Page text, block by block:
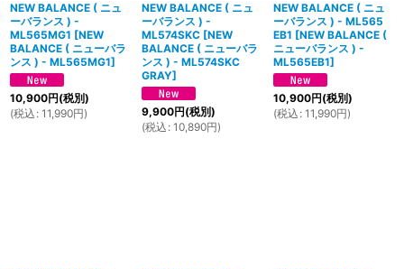
NEW BALANCE ( ニュ
ーバランス ) -
ML565MG1 [NEW
BALANCE ( ニューバラ
ンス ) - ML565MG1]
10,900円(税別)
(税込 : 11,990円)
NEW BALANCE ( ニュ
ーバランス ) -
ML574SKC [NEW
BALANCE ( ニューバラ
ンス ) - ML574SKC
GRAY]
9,900円(税別)
(税込 : 10,890円)
NEW BALANCE ( ニュ
ーバランス ) - ML565
EB1 [NEW BALANCE (
ニューバランス ) -
ML565EB1]
10,900円(税別)
(税込 : 11,990円)